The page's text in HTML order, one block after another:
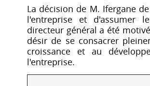
La décision de M. Ifergane
l'entreprise et d'assumer
directeur général a été
désir de se consacrer
croissance et au
l'entreprise.